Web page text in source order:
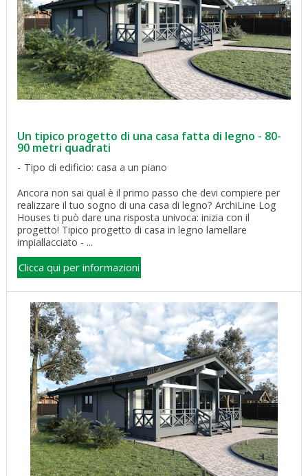
Un tipico progetto di una casa fatta di legno - 80-
90 metri quadrati
Tipo di edificio: casa a un piano
Ancora non sai qual è il primo passo che devi compiere per
realizzare il tuo sogno di una casa di legno? ArchiLine Log
Houses ti può dare una risposta univoca: inizia con il
progetto! Tipico progetto di casa in legno lamellare
impiallacciato - ...
Clicca qui per informazioni